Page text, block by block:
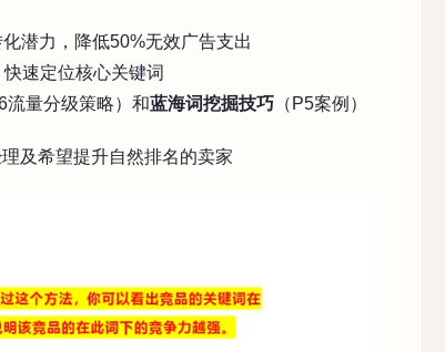
潜力，降低50%无效广告支出
速定位核心关键词
流量分级策略）和蓝海词挖掘技巧 （P5案例）
及希望提升自然排名的卖家